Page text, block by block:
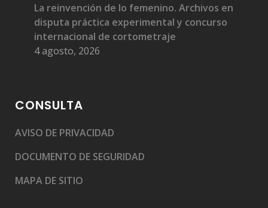
La reinvención de lo femenino. Archivos en
disputa práctica experimental y concurso
internacional de cortometraje
4 agosto, 2026
CONSULTA
AVISO DE PRIVACIDAD
DOCUMENTO DE SEGURIDAD
MAPA DE SITIO